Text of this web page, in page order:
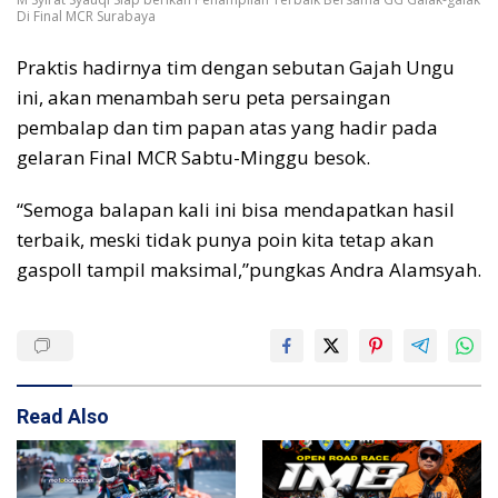
Di Final MCR Surabaya
Praktis hadirnya tim dengan sebutan Gajah Ungu
ini, akan menambah seru peta persaingan
pembalap dan tim papan atas yang hadir pada
gelaran Final MCR Sabtu-Minggu besok.
“Semoga balapan kali ini bisa mendapatkan hasil
terbaik, meski tidak punya poin kita tetap akan
gaspoll tampil maksimal,”pungkas Andra Alamsyah.
Read Also